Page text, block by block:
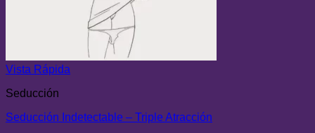
Vista Rápida
Seducción
Seducción Indetectable – Triple Atracción